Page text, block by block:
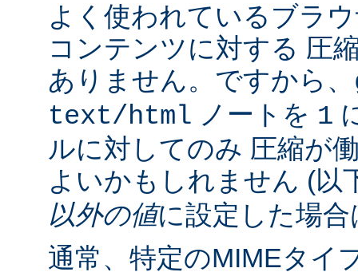
よく使われているブラ
コンテンツに対する 圧
ありません。ですから、
text/html ノートを 1
ルに対してのみ 圧縮が
よいかもしれません (以
以外の値に設定した場
通常、特定のMIMEタイ